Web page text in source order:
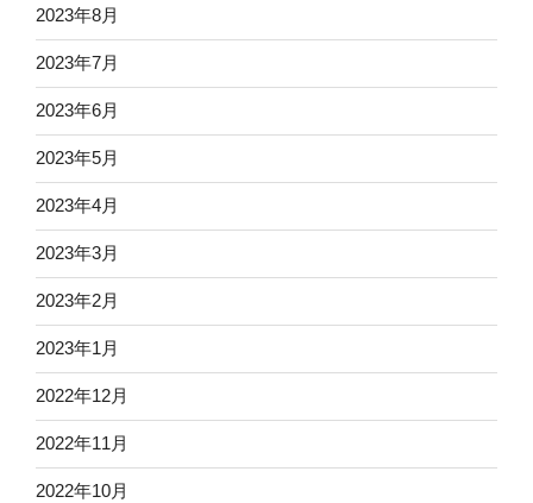
2023年8月
2023年7月
2023年6月
2023年5月
2023年4月
2023年3月
2023年2月
2023年1月
2022年12月
2022年11月
2022年10月